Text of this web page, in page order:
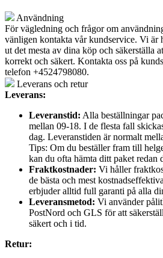
Användning
För vägledning och frågor om
vänligen kontakta vår kundservice. Vi är
ut det mesta av dina köp och säkerställa
korrekt och säkert. Kontakta oss på
telefon +4524798080.
Leverans och retur
Leverans:
Leveranstid: Alla beställningar
mellan 09-18. I de flesta fall
dag. Leveranstiden är normalt
Tips: Om du beställer fram till
kan du ofta hämta ditt paket redan
Fraktkostnader: Vi håller
de bästa och mest
erbjuder alltid full garanti på alla
Leveransmetod: Vi använder
PostNord och GLS för att
säkert och i tid.
Retur: